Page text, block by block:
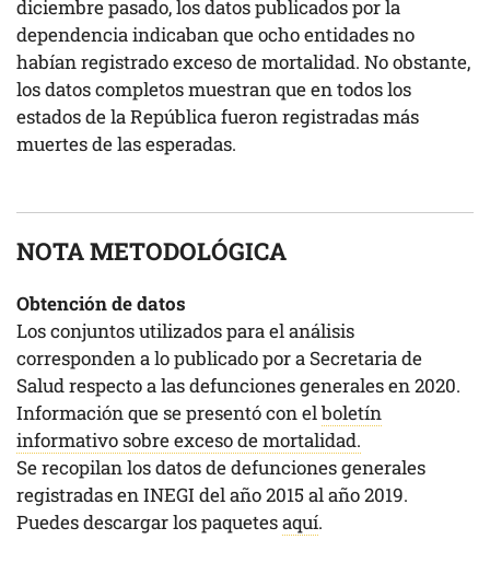
diciembre pasado, los datos publicados por la
dependencia indicaban que ocho entidades no
habían registrado exceso de mortalidad. No obstante,
los datos completos muestran que en todos los
estados de la República fueron registradas más
muertes de las esperadas.
NOTA METODOLÓGICA
Obtención de datos
Los conjuntos utilizados para el análisis
corresponden a lo publicado por a Secretaria de
Salud respecto a las defunciones generales en 2020.
Información que se presentó con elboletín
informativo sobre exceso de mortalidad.
Se recopilan los datos de defunciones generales
registradas en INEGI del año 2015 al año 2019.
Puedes descargar los paquetesaquí.